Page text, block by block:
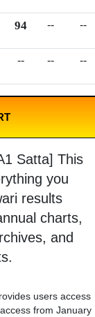
94 -- --
-- -- --
Satta] This
you
results
charts,
and
users access
from January